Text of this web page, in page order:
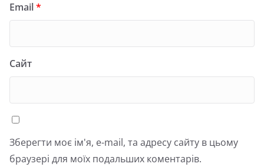
Email*
Сайт
Зберегти моє ім'я, e-mail, та адресу сайту в цьому
браузері для моїх подальших коментарів.